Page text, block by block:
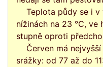
Teplota půdy se i v
nížinách na 23 °C,
stupně oproti
Červen má nejvyšší
srážky: od 77 až do